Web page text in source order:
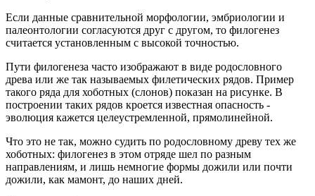
Если данные сравнительной морфологии, эмбриологии и
палеонтологии согласуются друг с другом, то филогенез
считается установленным с высокой точностью.
Пути филогенеза часто изображают в виде родословного
древа или же так называемых филетических рядов. Пример
такого ряда для хоботных (слонов) показан на рисунке. В
построении таких рядов кроется известная опасность -
эволюция кажется целеустремленной, прямолинейной.
Что это не так, можно судить по родословному древу тех же
хоботных: филогенез в этом отряде шел по разным
направлениям, и лишь немногие формы дожили или почти
дожили, как мамонт, до наших дней.